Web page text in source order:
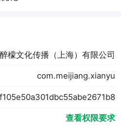
醉檬文化传播（上海）有限公司
com.meijiang.xianyu
查看权限要求